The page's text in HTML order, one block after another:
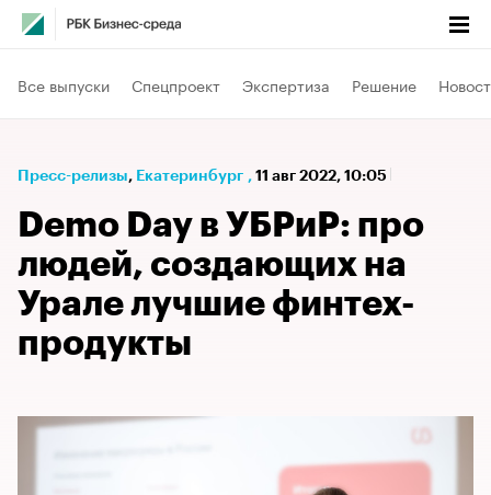
Все выпуски Спецпроект Экспертиза Решение
Пресс-релизы⁠, Екатеринбург , 11 авг 2022, 10:05
Demo Day в УБРиР: про
людей, создающих на
Урале лучшие финтех-
продукты